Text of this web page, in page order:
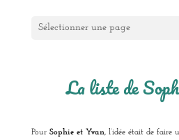
Sélectionner une page
La liste de
Pour Sophie et Yvan, l’idée était de faire